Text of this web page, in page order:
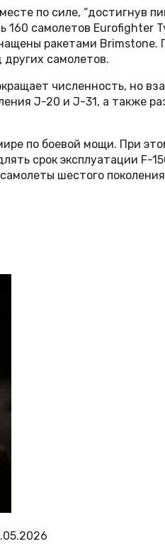
по силе, “достигнув
160 самолетов
ракетами
самолетов.
численность, но
J-20 и J-31, а также
по боевой мощи. При
срок эксплуатации F-
шестого